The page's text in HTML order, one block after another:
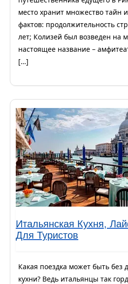
место хранит множество тайн
фактов: продолжительность
лет; Колизей был возведен на
настоящее название –
[…]
Итальянская Кухня,
Для Туристов
Какая поездка может быть без
кухни? Ведь итальянцы так